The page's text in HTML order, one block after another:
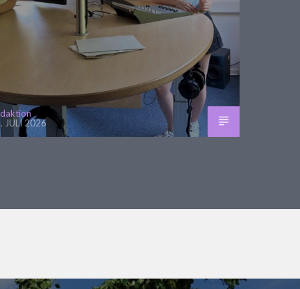
JULI 2026